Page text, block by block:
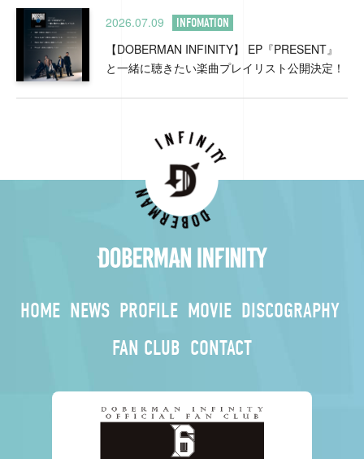
2026.07.09 INFOMATION
【DOBERMAN INFINITY】 EP『PRESENT』
と一緒に聴きたい楽曲プレイリスト公開決定！
HOME NEWS PROFILE MOVIE DISCOGRAPHY
FAN CLUB CONTACT